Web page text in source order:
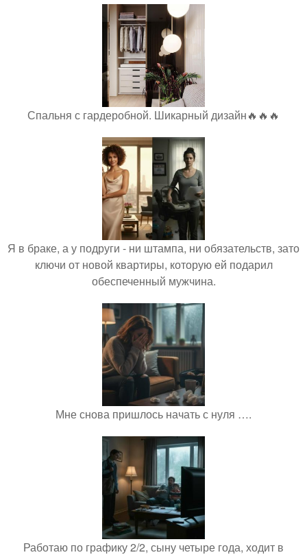
Спальня с гардеробной. Шикарный дизайн🔥🔥🔥
Я в браке, а у подруги - ни штампа, ни обязательств, зато
ключи от новой квартиры, которую ей подарил
обеспеченный мужчина.
Мне снова пришлось начать с нуля ….
Работаю по графику 2/2, сыну четыре года, ходит в